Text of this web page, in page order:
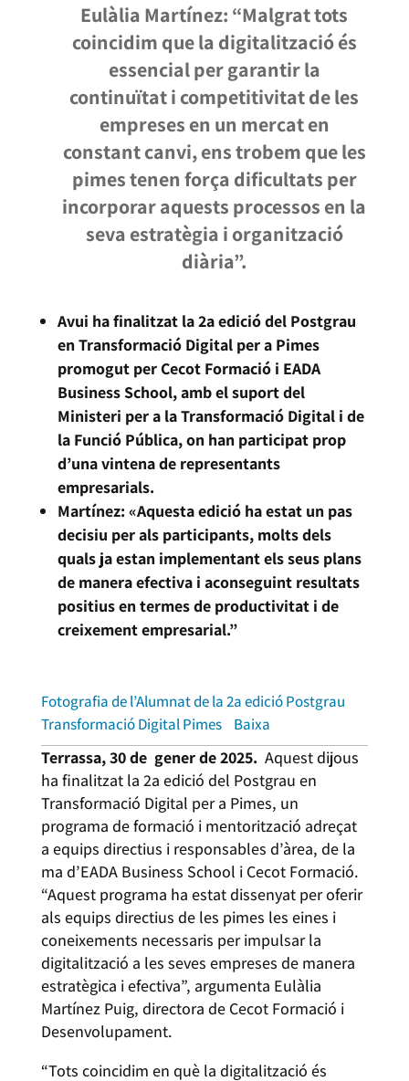
Eulàlia Martínez: “Malgrat tots
coincidim que la digitalització és
essencial per garantir la
continuïtat i competitivitat de les
empreses en un mercat en
constant canvi, ens trobem que les
pimes tenen força dificultats per
incorporar aquests processos en la
seva estratègia i organització
diària”.
Avui ha finalitzat la 2a edició del Postgrau
en Transformació Digital per a Pimes
promogut per Cecot Formació i EADA
Business School, amb el suport del
Ministeri per a la Transformació Digital i de
la Funció Pública, on han participat prop
d’una vintena de representants
empresarials.
Martínez: «Aquesta edició ha estat un pas
decisiu per als participants, molts dels
quals ja estan implementant els seus plans
de manera efectiva i aconseguint resultats
positius en termes de productivitat i de
creixement empresarial.”
Fotografia de l’Alumnat de la 2a edició Postgrau
Transformació Digital Pimes
Baixa
Terrassa, 30 de gener de 2025. Aquest dijous
ha finalitzat la 2a edició del Postgrau en
Transformació Digital per a Pimes, un
programa de formació i mentorització adreçat
a equips directius i responsables d’àrea, de la
ma d’EADA Business School i Cecot Formació.
“Aquest programa ha estat dissenyat per oferir
als equips directius de les pimes les eines i
coneixements necessaris per impulsar la
digitalització a les seves empreses de manera
estratègica i efectiva”, argumenta Eulàlia
Martínez Puig, directora de Cecot Formació i
Desenvolupament.
“Tots coincidim en què la digitalització és